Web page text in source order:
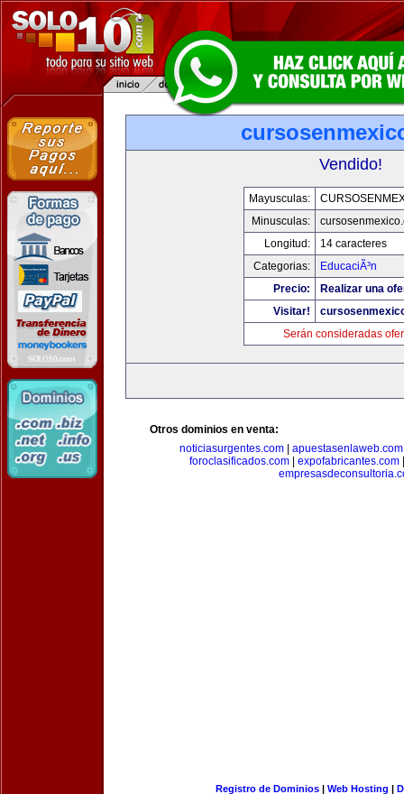
Vendido!
Mayusculas:
Minusculas:
Longitud:
14 caracteres
Categorias:
EducaciÃ³n
Precio:
Realizar una
Visitar!
Serán consideradas
Otros dominios en venta:
noticiasurgentes.com| apuestasenlaweb.com
foroclasificados.com
expofabricantes.com
Registro de Dominios| Web Hosting |